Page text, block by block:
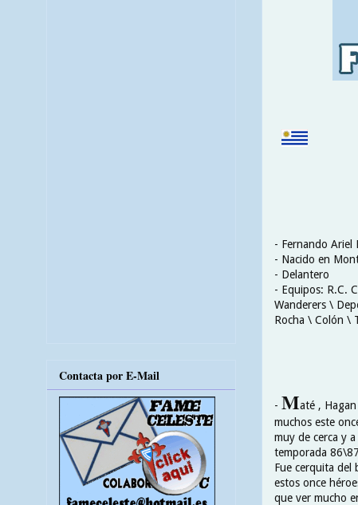
- Fernando Ariel
- Nacido en
- Delantero
- Equipos: R.C.
Wanderers \
Rocha \ Colón \
- Maté ,
muchos este
muy de cerca y
temporada
Fue cerquita del
estos once
que ver mucho
Contacta por E-Mail